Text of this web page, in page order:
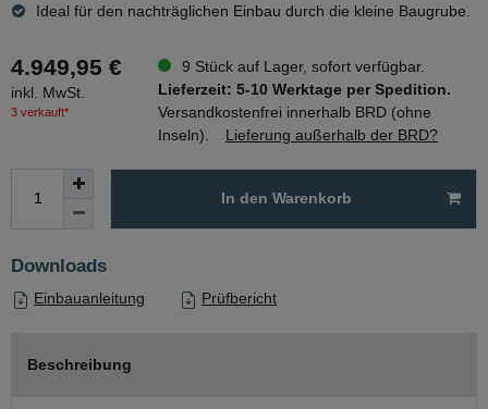
Ideal für den nachträglichen Einbau durch die kleine Baugrube.
4.949,95 €
inkl. MwSt.
3 verkauft*
9 Stück auf Lager, sofort verfügbar.
Lieferzeit: 5-10 Werktage per Spedition.
Versandkostenfrei innerhalb BRD (ohne
Inseln).
Lieferung außerhalb der BRD?
In den Warenkorb
Downloads
Einbauanleitung Prüfbericht
Beschreibung